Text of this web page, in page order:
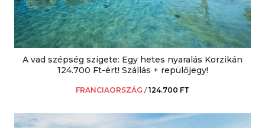
A vad szépség szigete: Egy hetes nyaralás Korzikán
124.700 Ft-ért! Szállás + repülőjegy!
FRANCIAORSZÁG /124.700 FT